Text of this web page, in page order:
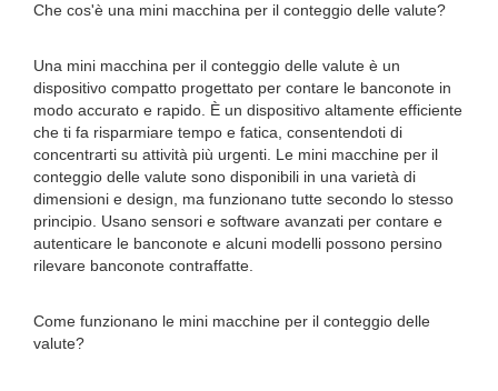
Che cos'è una mini macchina per il conteggio delle valute?
Una mini macchina per il conteggio delle valute è un
dispositivo compatto progettato per contare le banconote in
modo accurato e rapido. È un dispositivo altamente efficiente
che ti fa risparmiare tempo e fatica, consentendoti di
concentrarti su attività più urgenti. Le mini macchine per il
conteggio delle valute sono disponibili in una varietà di
dimensioni e design, ma funzionano tutte secondo lo stesso
principio. Usano sensori e software avanzati per contare e
autenticare le banconote e alcuni modelli possono persino
rilevare banconote contraffatte.
Come funzionano le mini macchine per il conteggio delle
valute?